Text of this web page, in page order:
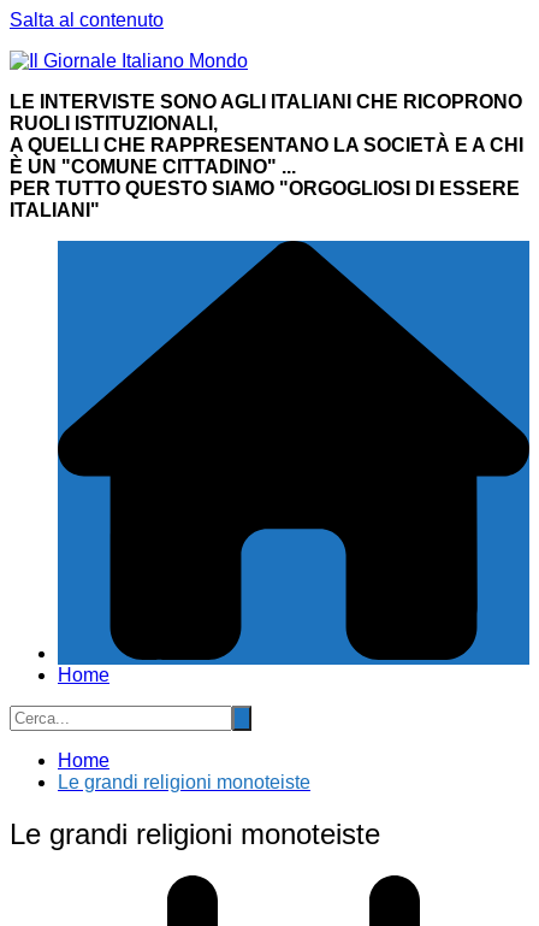
Salta al contenuto
LE INTERVISTE SONO AGLI ITALIANI CHE RICOPRONO
RUOLI ISTITUZIONALI,
A QUELLI CHE RAPPRESENTANO LA SOCIETÀ E A CHI
È UN "COMUNE CITTADINO" ...
PER TUTTO QUESTO SIAMO "ORGOGLIOSI DI ESSERE
ITALIANI"
Home
Home
Le grandi religioni monoteiste
Le grandi religioni monoteiste